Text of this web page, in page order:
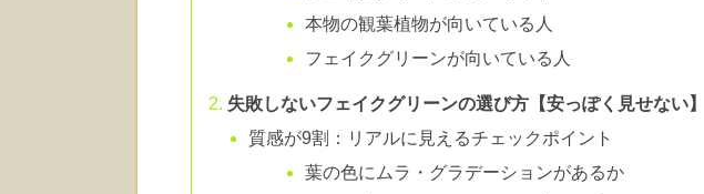
本物の観葉植物が向いている人
フェイクグリーンが向いている人
失敗しないフェイクグリーンの選び方【安っぽく見せない】
質感が9割：リアルに見えるチェックポイント
葉の色にムラ・グラデーションがあるか